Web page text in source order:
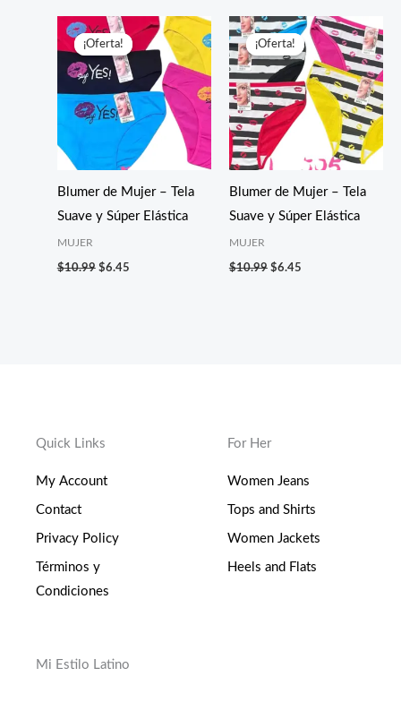
¡Oferta!
¡Oferta!
Blumer de Mujer – Tela
Suave y Súper Elástica
MUJER
$10.99
El
precio
original
era:
$10.99.
$6.45
precio
actual
es:
$6.45.
¡Oferta!
¡Oferta!
Blumer de Mujer – Tela
Suave y Súper Elástica
MUJER
$10.99
El
precio
original
era:
$10.99.
$6.45
El
precio
actual
es:
$6.45.
Quick Links
My Account
Contact
Privacy Policy
Términos y
Condiciones
For Her
Women Jeans
Tops and Shirts
Women Jackets
Heels and Flats
Mi Estilo Latino